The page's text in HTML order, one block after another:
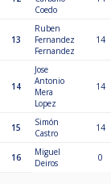
Coedo
13
Ruben
Fernandez
Fernandez
14
14
Jose
Antonio
Mera
Lopez
14
15
Simón
Castro
14
16
Miguel
Deiros
0